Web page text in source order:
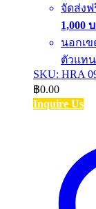
จัดส่ง
1,000
นอกเ
ตัวแท
SKU: HRA
฿0.00
Inquire Us